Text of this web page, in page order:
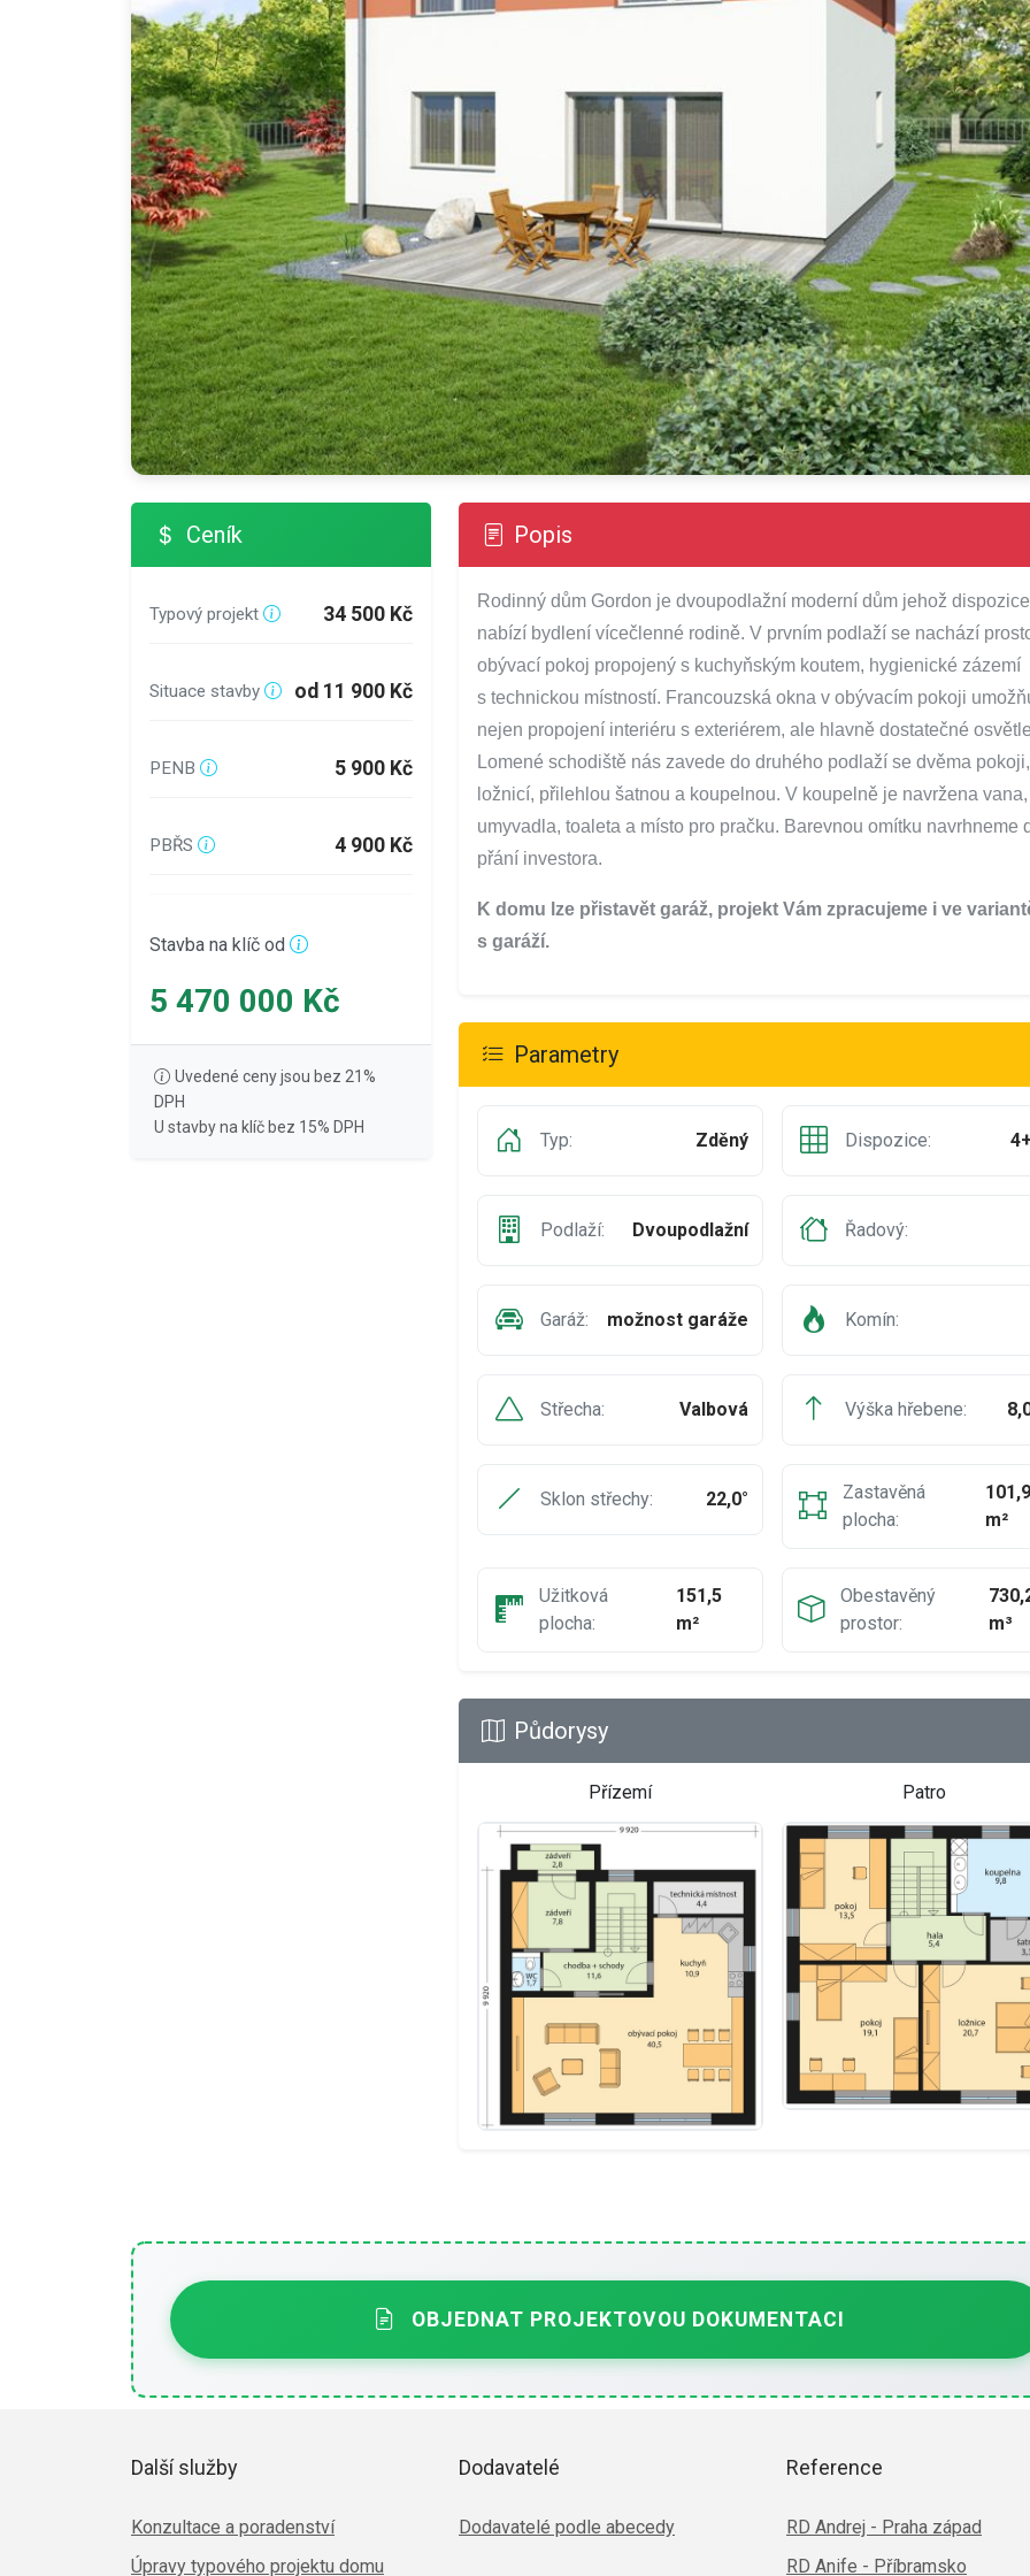
Ceník
Typový projekt 34 500 Kč
Situace stavby od 11 900 Kč
PENB 5 900 Kč
PBŘS 4 900 Kč
Stavba na klíč od
5 470 000 Kč
Uvedené ceny jsou bez 21%
DPH
U stavby na klíč bez 15% DPH
Popis
Rodinný dům Gordon je dvoupodlažní moderní dům jehož dispozice
nabízí bydlení vícečlenné rodině. V prvním podlaží se nachází
obývací pokoj propojený s kuchyňským koutem, hygienické zázemí
s technickou místností. Francouzská okna v obývacím pokoji
nejen propojení interiéru s exteriérem, ale hlavně dostatečné
Lomené schodiště nás zavede do druhého podlaží se dvěma pokoji,
ložnicí, přilehlou šatnou a koupelnou. V koupelně je navržena
umyvadla, toaleta a místo pro pračku. Barevnou omítku navrhneme
přání investora.
K domu lze přistavět garáž, projekt Vám zpracujeme i ve
s garáží.
Parametry
Typ: Zděný Dispozice:
Podlaží: Dvoupodlažní Řadový:
Garáž: možnost garáže Komín:
Střecha: Valbová Výška hřebene:
Sklon střechy: 22,0°
Zastavěná
plocha:
101,9
m²
Užitková
plocha:
151,5
m²
Obestavěný
prostor:
m³
Půdorysy
Přízemí Patro
OBJEDNAT PROJEKTOVOU DOKUMENTACI
Další služby
Konzultace a poradenství
Úpravy typového projektu domu
Dodavatelé
Dodavatelé podle abecedy
Reference
RD Andrej - Praha západ
RD Anife - Příbramsko